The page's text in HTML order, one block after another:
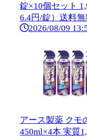
錠×10個セット
6.4円/錠）送料無
2026/08/09
アース製薬 クモ
450ml×4本 実質